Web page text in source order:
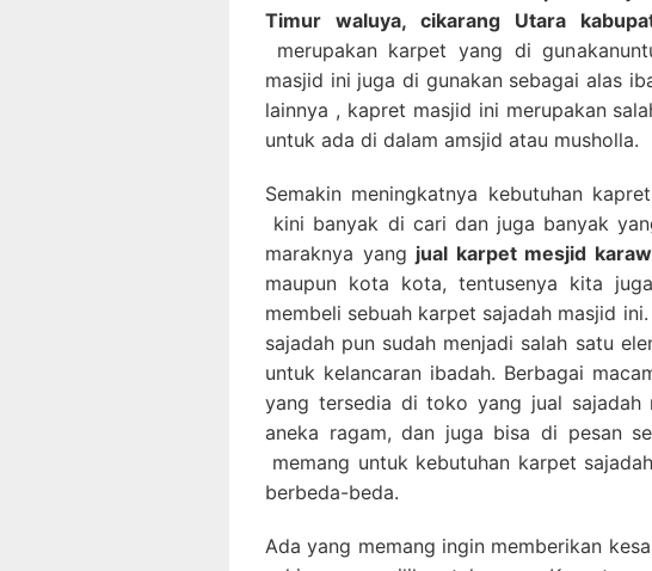
Timur waluya, cikarang Utara
merupakan karpet yang di
masjid ini juga di gunakan sebagai alas
lainnya , kapret masjid ini merupakan
untuk ada di dalam amsjid atau musholla.
Semakin meningkatnya kebutuhan
kini banyak di cari dan juga banyak
maraknya yang jual karpet mesjid
maupun kota kota, tentusenya kita
membeli sebuah karpet sajadah masjid
sajadah pun sudah menjadi salah satu
untuk kelancaran ibadah. Berbagai
yang tersedia di toko yang jual
aneka ragam, dan juga bisa di pesan
memang untuk kebutuhan karpet
berbeda-beda.
Ada yang memang ingin memberikan